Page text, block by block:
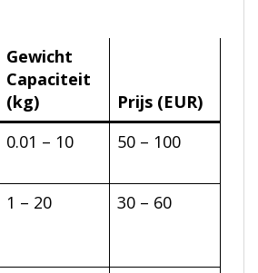
Gewicht
Capaciteit
(kg)
Prijs (EUR)
0.01 – 10 50 – 100
1 – 20 30 – 60